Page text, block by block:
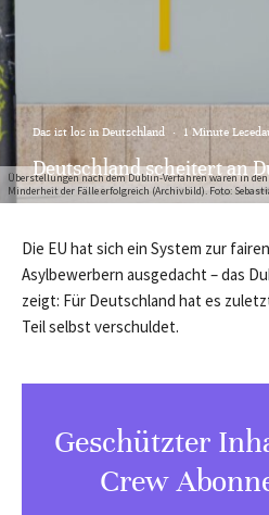
Überstellungen nach dem Dublin-Verfahren waren in
Minderheit der Fälle erfolgreich (Archivbild). Foto:
Das ist los in Deutschland · 1 Minute
Deutschland scheitert an
Die EU hat sich ein System zur
Asylbewerbern ausgedacht – das
zeigt: Für Deutschland hat es
Teil selbst verschuldet.
Geschützter
Crew